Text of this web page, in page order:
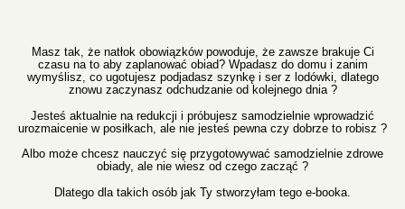
Masz tak, że natłok obowiązków powoduje, że zawsze brakuje Ci
czasu na to aby zaplanować obiad? Wpadasz do domu i zanim
wymyślisz, co ugotujesz podjadasz szynkę i ser z lodówki, dlatego
znowu zaczynasz odchudzanie od kolejnego dnia ?
Jesteś aktualnie na redukcji i próbujesz samodzielnie wprowadzić
urozmaicenie w posiłkach, ale nie jesteś pewna czy dobrze to robisz ?
Albo może chcesz nauczyć się przygotowywać samodzielnie zdrowe
obiady, ale nie wiesz od czego zacząć ?
Dlatego dla takich osób jak Ty stworzyłam tego e-booka.